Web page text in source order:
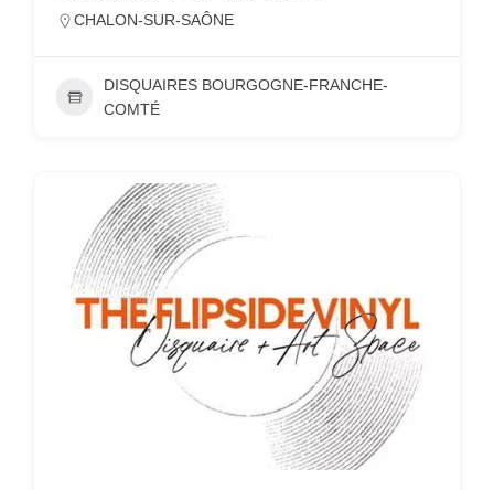
CHALON-SUR-SAÔNE
DISQUAIRES BOURGOGNE-FRANCHE-
COMTÉ